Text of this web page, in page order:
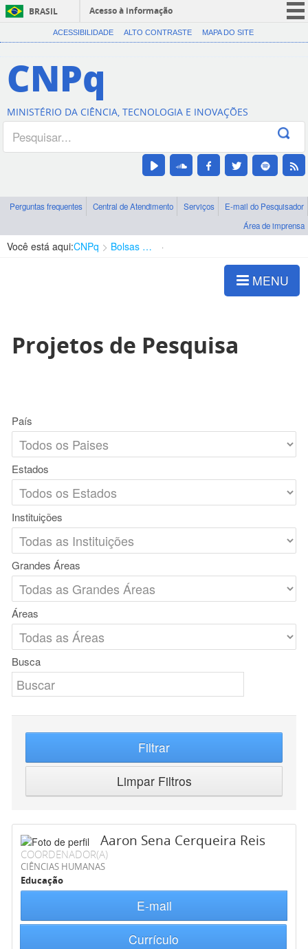
BRASIL
Acesso à informação
CORONAVÍRUS (COVID-19)
Canais
ACESSIBILIDADE ALTO CONTRASTE MAPA DO SITE
CNPq
MINISTÉRIO DA CIÊNCIA, TECNOLOGIA E INOVAÇÕES
Perguntas frequentes Central de Atendimento Serviços
E-mail do Pesquisador
Área de imprensa
Você está aqui:CNPq Bolsas e Auxílios Vigentes
MENU
Projetos de Pesquisa
País
Estados
Instituições
Grandes Áreas
Áreas
Busca
Filtrar
Limpar Filtros
Aaron Sena Cerqueira Reis
COORDENADOR(A)
CIÊNCIAS HUMANAS
Educação
E-mail
Currículo